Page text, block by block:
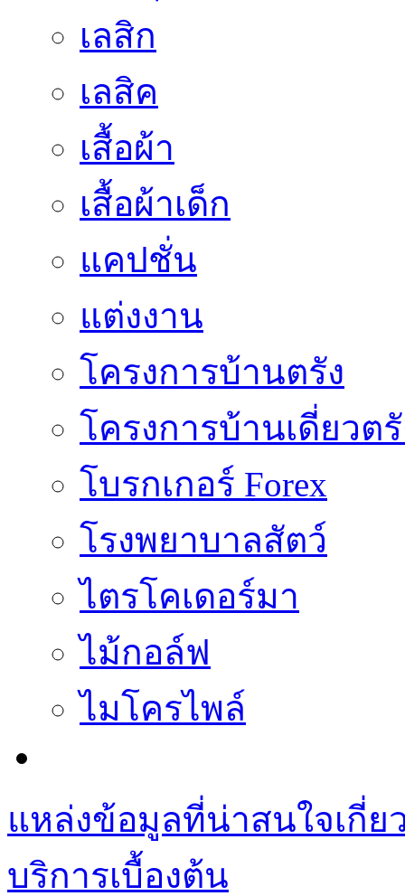
เลสิก
เลสิค
เสื้อผ้า
เสื้อผ้าเด็ก
แคปชั่น
แต่งงาน
โครงการบ้านตรัง
โครงการบ้านเดี่ยวต
โบรกเกอร์ Forex
โรงพยาบาลสัตว์
ไตรโคเดอร์มา
ไม้กอล์ฟ
ไมโครไพล์
แหล่งข้อมูลที่น่าสนใจเกี่ย
บริการเบื้องต้น